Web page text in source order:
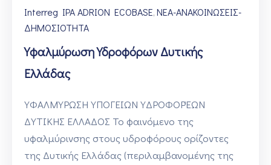
Interreg IPA ADRION ECOBASE‚ ΝΕΑ-ΑΝΑΚΟΙΝΩΣΕΙΣ-
ΔΗΜΟΣΙΟΤΗΤΑ
Υφαλμύρωση Υδροφόρων Δυτικής
Ελλάδας
ΥΦΑΛΜΎΡΩΣΗ ΥΠΟΓΕΙΩΝ ΥΔΡΟΦΟΡΈΩΝ
ΔΥΤΙΚΗΣ ΕΛΛΑΔΟΣ Το φαινόμενο της
υφαλμύρινσης στους υδροφόρους ορίζοντες
της Δυτικής Ελλάδας (περιλαμβανομένης της